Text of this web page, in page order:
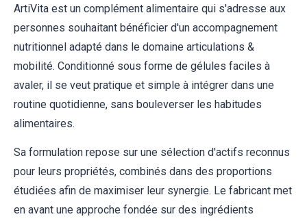
ArtiVita est un complément alimentaire qui s'adresse aux
personnes souhaitant bénéficier d'un accompagnement
nutritionnel adapté dans le domaine articulations &
mobilité. Conditionné sous forme de gélules faciles à
avaler, il se veut pratique et simple à intégrer dans une
routine quotidienne, sans bouleverser les habitudes
alimentaires.
Sa formulation repose sur une sélection d'actifs reconnus
pour leurs propriétés, combinés dans des proportions
étudiées afin de maximiser leur synergie. Le fabricant met
en avant une approche fondée sur des ingrédients